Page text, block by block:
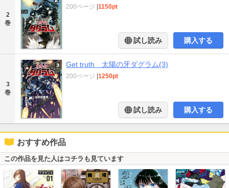
2
巻
200ページ 1150pt
試し読み 購入する
3
巻
Get truth 太陽の牙ダグラム(3)
200ページ 1250pt
試し読み 購入する
おすすめ作品
この作品を見た人はコチラも見ています